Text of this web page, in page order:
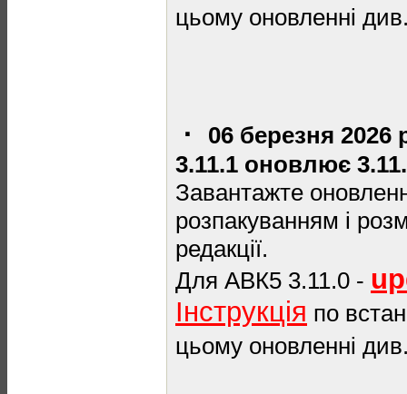
цьому оновленні
·
06 березня
3.11.1 оновлює
Завантажте
розпакуванням і
редакції.
Для АВК5 3.11.0 -
Інструкція по
цьому оновленні